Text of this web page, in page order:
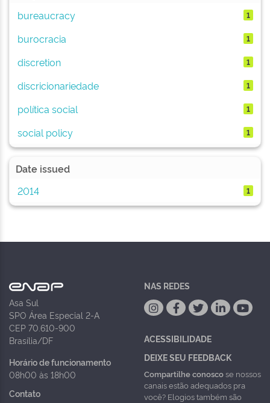
bureaucracy
1
burocracia 1
discretion 1
discricionariedade 1
política social 1
social policy 1
Date issued
2014
1
Asa Sul
SPO Área Especial 2-A
CEP 70.610-900
Brasília/DF
Horário de funcionamento
08h00 às 18h00
Contato
NAS REDES
ACESSIBILIDADE
DEIXE SEU FEEDBACK
Compartilhe conoscose nossos
canais estão adequados pra
você? Elogios também são